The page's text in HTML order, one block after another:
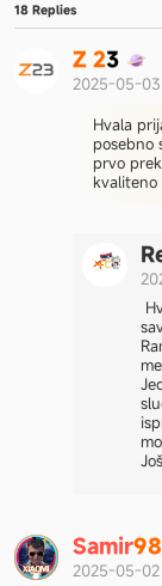
18 Replies
Z 23
2025-05-
Hvala
posebno
prvo
kvaliteno
Samir98
2025-05-